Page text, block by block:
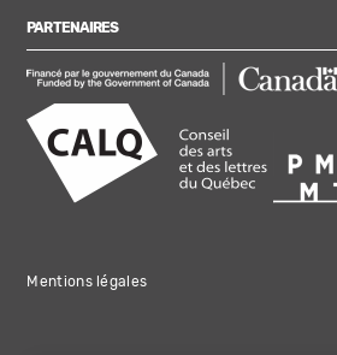
PARTENAIRES
Mentions légales